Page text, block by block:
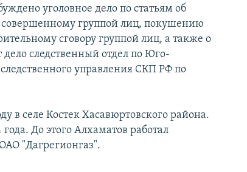
уголовное дело по статьям об
совершенному группой лиц, покушению
сговору группой лиц, а также о
следственный отдел по Юго-
управления СКП РФ по
в селе Костек Хасавюртовского района.
До этого Алхаматов работал
"Дагрегионгаз".